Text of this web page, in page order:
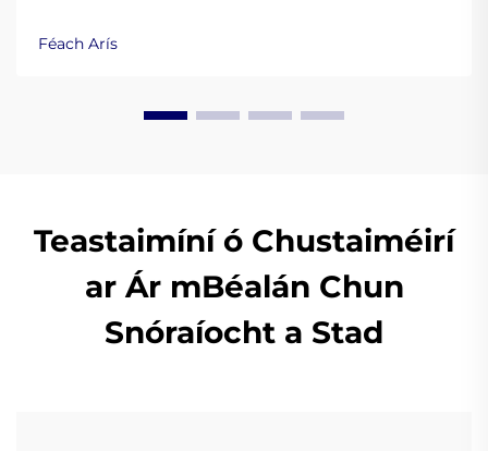
meashonraí B2B SEO oiriúnach. Tabhair sonraí le do
thoil.
Féach Arís
Teastaimíní ó Chustaiméirí
ar Ár mBéalán Chun
Snóraíocht a Stad